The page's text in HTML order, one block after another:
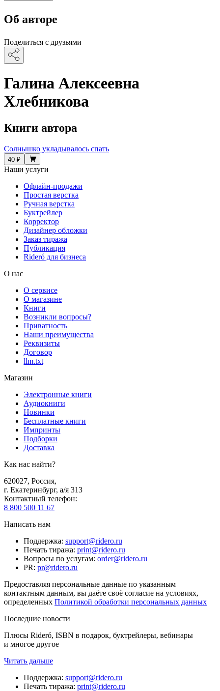
Об авторе
Поделиться с друзьями
Галина Алексеевна
Хлебникова
Книги автора
Солнышко укладывалось спать
40 ₽
Наши услуги
Офлайн-продажи
Простая верстка
Ручная верстка
Буктрейлер
Корректор
Дизайнер обложки
Заказ тиража
Публикация
Rideró для бизнеса
О нас
О сервисе
О магазине
Книги
Возникли вопросы?
Приватность
Наши преимущества
Реквизиты
Договор
llm.txt
Магазин
Электронные книги
Аудиокниги
Новинки
Бесплатные книги
Импринты
Подборки
Доставка
Как нас найти?
620027, Россия,
г. Екатеринбург, а/я 313
Контактный телефон:
8 800 500 11 67
Написать нам
Поддержка: support@ridero.ru
Печать тиража: print@ridero.ru
Вопросы по услугам: order@ridero.ru
PR: pr@ridero.ru
Предоставляя персональные данные по указанным
контактным данным, вы даёте своё согласие на условиях,
определенных Политикой обработки персональных данных
Последние новости
Плюсы Rideró, ISBN в подарок, буктрейлеры, вебинары
и многое другое
Читать дальше
Поддержка: support@ridero.ru
Печать тиража: print@ridero.ru